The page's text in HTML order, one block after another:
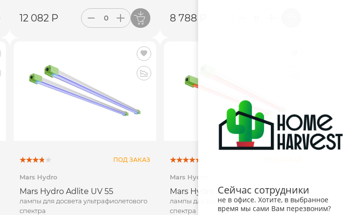
12 082 Р 8 788 Р
ПОД ЗАКАЗ
Mars Hydro
Mars Hydro Adlite UV 55
лампы для досвета ультрафиолетового
спектра
Mars Hydro
Mars Hydro Adlite Red 30
лампы для досвета глубокого красного
спектра
Сейчас сотрудники
не в офисе. Хотите, в выбранное
время мы сами Вам перезвоним?